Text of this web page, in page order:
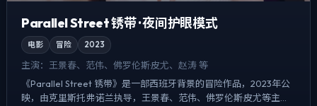
Parallel Street 锈带 · 夜间护眼模式
电影 冒险 2023
主演： 王景春、范伟、佛罗伦斯·皮尤、赵涛 等
《Parallel Street 锈带》是一部西班牙背景的冒险作品，2023年公
映，由克里斯托弗·诺兰执导，王景春、范伟、佛罗伦斯·皮尤等主